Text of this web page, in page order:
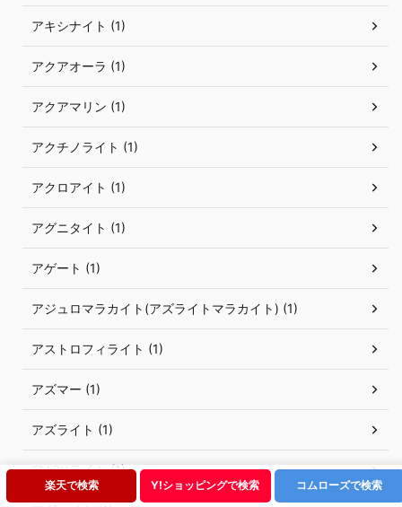
楽天で検索 Y!ショッピングで検索 コムローズで検索
アキシナイト (1)
アクアオーラ (1)
アクアマリン (1)
アクチノライト (1)
アクロアイト (1)
アグニタイト (1)
アゲート (1)
アジュロマラカイト(アズライトマラカイト) (1)
アストロフィライト (1)
アズマー (1)
アズライト (1)
アゼツライト (1)